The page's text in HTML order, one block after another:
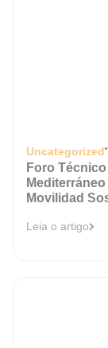
Uncategorized
Foro
Movilidad
Leia o artigo